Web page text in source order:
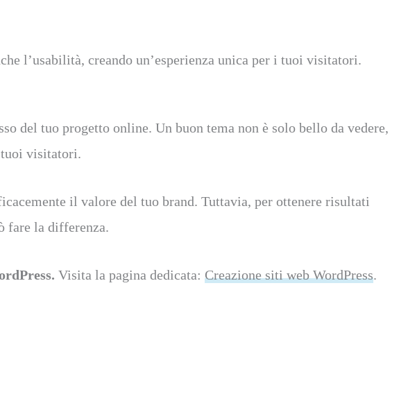
l’usabilità, creando un’esperienza unica per i tuoi visitatori.
del tuo progetto online. Un buon tema non è solo bello da vedere,
tuoi visitatori.
il valore del tuo brand. Tuttavia, per ottenere risultati
fare la differenza.
Visita la pagina dedicata: Creazione siti web WordPress.